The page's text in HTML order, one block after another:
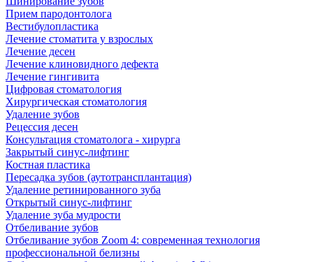
Прием пародонтолога
Вестибулопластика
Лечение стоматита у взрослых
Лечение десен
Лечение клиновидного дефекта
Лечение гингивита
Цифровая стоматология
Хирургическая стоматология
Удаление зубов
Рецессия десен
Консультация стоматолога - хирурга
Закрытый синус-лифтинг
Костная пластика
Пересадка зубов (аутотрансплантация)
Удаление ретинированного зуба
Открытый синус-лифтинг
Удаление зуба мудрости
Отбеливание зубов
Отбеливание зубов Zoom 4: современная технология
профессиональной белизны